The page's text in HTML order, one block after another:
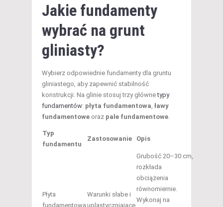
Jakie fundamenty
wybrać na grunt
gliniasty?
Wybierz odpowiednie fundamenty dla gruntu
gliniastego, aby zapewnić stabilność
konstrukcji. Na glinie stosuj trzy głównetypy
fundamentów: płyta fundamentowa ławy
fundamentowe oraz pale fundamentowe
Typ
fundamentu
Zastosowanie Opis
Płyta
fundamentowa
Warunki słabe i
uplastyczniające
Grubość 20–30 cm,
rozkłada
obciążenia
równomiernie.
Wykonaj na